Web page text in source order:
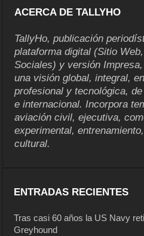
ACERCA DE TALLYHO
TallyHo, publicación
plataforma digital (Sitio
Sociales) y versión
una visión global, integral,
profesional y tecnológica,
e internacional. Incorpora
aviación civil, ejecutiva,
experimental,
cultural.
ENTRADAS RECIENTES
Tras casi 60 años la US Navy
Greyhound